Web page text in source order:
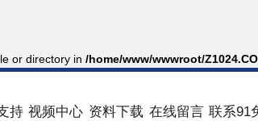
or directory in /home/www/wwwroot/
持 视频中心 资料下载 在线留言 联系91